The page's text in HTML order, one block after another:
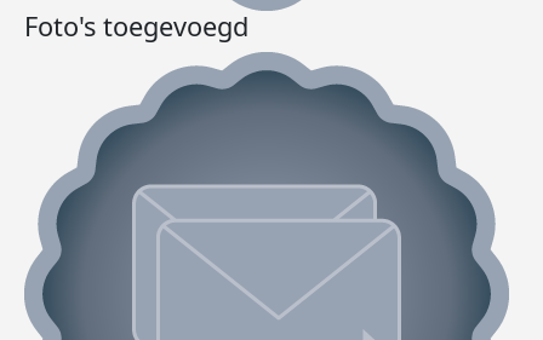
Foto's toegevoegd